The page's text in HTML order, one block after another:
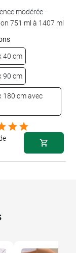
modérée -
751 ml à 1407 ml
40 cm
90 cm
180 cm avec